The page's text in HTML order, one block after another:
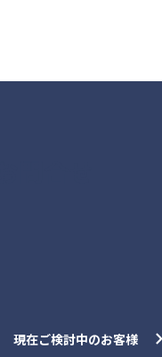
現在ご検討中のお客様